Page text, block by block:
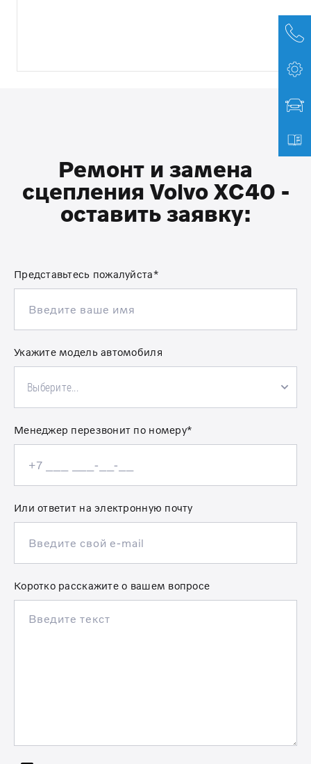
Ремонт и замена
сцепления Volvo XC40 -
оставить заявку:
Представьтесь пожалуйста*
Укажите модель автомобиля
Выберите...
Менеджер перезвонит по номеру*
Или ответит на электронную почту
Коротко расскажите о вашем вопросе